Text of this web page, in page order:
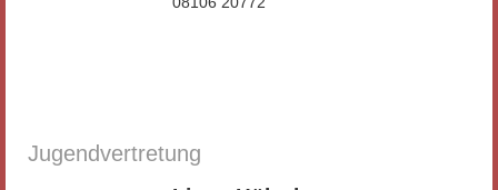
Jugendvertretung